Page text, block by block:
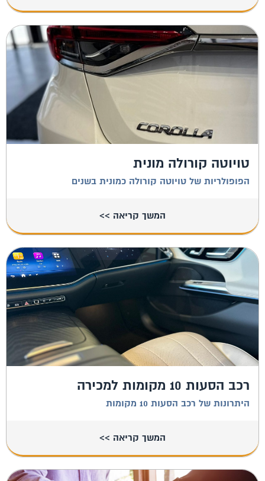
טויוטה קורולה מונית
הפופולריות של טויוטה קורולה כמונית בשנים
המשך קריאה >>
רכב הסעות 10 מקומות למכירה
היתרונות של רכב הסעות 10 מקומות
המשך קריאה >>